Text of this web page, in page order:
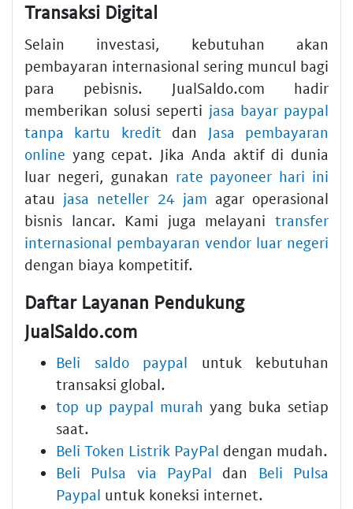
Transaksi Digital
Selain investasi, kebutuhan akan
pembayaran internasional sering muncul bagi
para pebisnis. JualSaldo.com hadir
memberikan solusi seperti jasa bayar paypal
tanpa kartu kredit dan Jasa pembayaran
online yang cepat. Jika Anda aktif di dunia
luar negeri, gunakan rate payoneer hari ini
atau jasa neteller 24 jam agar operasional
bisnis lancar. Kami juga melayani transfer
internasional pembayaran vendor luar negeri
dengan biaya kompetitif.
Daftar Layanan Pendukung
JualSaldo.com
Beli saldo paypal untuk kebutuhan
transaksi global.
top up paypal murah yang buka setiap
saat.
Beli Token Listrik PayPal dengan mudah.
Beli Pulsa via PayPal dan Beli Pulsa
Paypal untuk koneksi internet.